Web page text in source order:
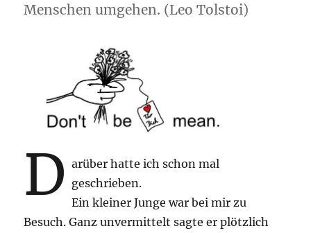
Menschen umgehen. (Leo Tolstoi)
D arüber hatte ich schon mal
geschrieben.
Ein kleiner Junge war bei mir zu
Besuch. Ganz unvermittelt sagte er plötzlich